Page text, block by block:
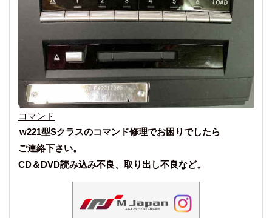
コマンド
w221型Sクラスのコマンド修理でお困りでしたら
ご連絡下さい。
CD＆DVD読み込み不良、取り出し不良など。